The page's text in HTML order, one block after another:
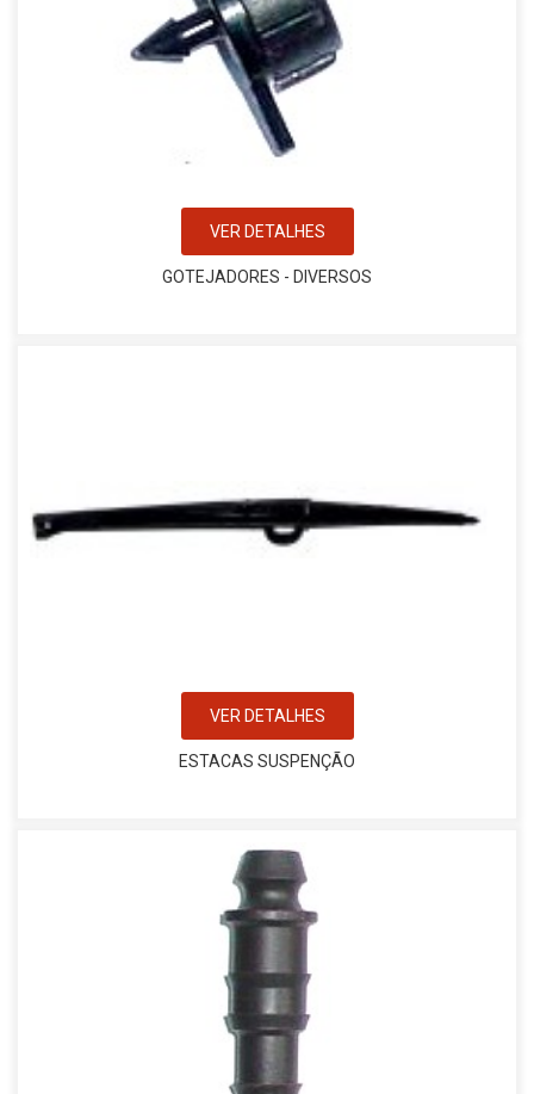
VER DETALHES
GOTEJADORES - DIVERSOS
VER DETALHES
ESTACAS SUSPENÇÃO